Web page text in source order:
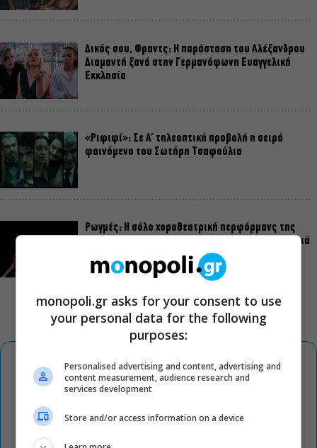
Δικός σου, Φραντς: Η παράσταση του Αλέξανδρου
Διαμαντή ξανά στην Γερμανόφωνη Ευαγγελική
Εκκλησία
«Ριφιφί»: Σε Α’ τηλεοπτική προβολή η σειρά
φαινόμενο του Σωτήρη Τσαφούλια
Ρωγμές: Η σόλο χοροθεατρική περφόρμανς της
Χριστίνας Κυριαζίδη στο Δημοτικό Θέατρο Πειραιά
monopoli.gr asks for your consent to use
your personal data for the following
purposes:
Personalised advertising and content, advertising and
content measurement, audience research and
services development
Store and/or access information on a device